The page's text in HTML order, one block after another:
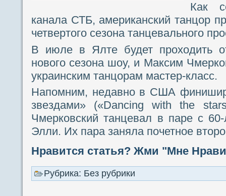
Как
канала СТБ, американский танцор
четвертого сезона танцевального
В июле в Ялте будет проходить
нового сезона шоу, и Максим
украинским танцорам мастер-класс.
Напомним, недавно в США
звездами» («Dancing with the
Чмерковский танцевал в паре с 60-
Элли. Их пара заняла почетное
Нравится статья? Жми "Мне
Рубрика: Без рубрики